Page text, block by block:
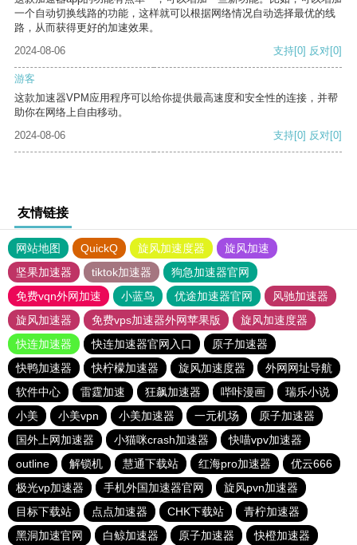
一个自动切换线路的功能，这样就可以根据网络情况自动选择最优的线
路，从而获得更好的加速效果。
2024-08-06
支持[0] 反对[0]
游客
这款加速器VPM应用程序可以给你提供最高速度和安全性的连接，并帮
助你在网络上自由移动。
2024-08-06
支持[0] 反对[0]
友情链接
网站地图 QuickQ 旋风加速度器
旋风加速
坚果加速器
tiktok加速器
狗急加速器官网
免费vqn外网加速
小蓝鸟 优途加速器官网
风驰加速器
旋风加速器
免费vps加速器外网苹果版
旋风加速度器
快连加速器
快连加速器官网入口
原子加速器
快鸭加速器
快柠檬加速器 旋风加速度器
外网网址导航
软件中心
雷霆加速 狂飙加速器 哔咔漫画
瑞乐小说
小美
小美vpn 小美加速器 一元机场
原子加速器
国外上网加速器
小猫咪crash加速器
快喵vpv加速器
outline
解锁机 慧通下载站 红海pro加速器
优云666
极光vp加速器
手机外国加速器官网
旋风pvn加速器
目标下载站
点点加速器 CHK下载站
青柠加速器
黑洞加速官网
白鲸加速器 原子加速器 快橙加速器